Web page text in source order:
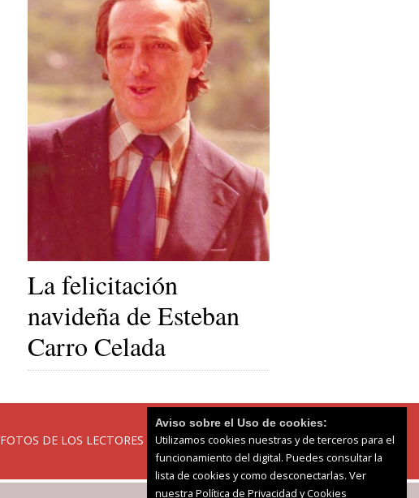
La felicitación
navideña de Esteban
Carro Celada
FOTOS DE LOS LECTORES
Aviso sobre el Uso de cookies:
Utilizamos cookies nuestras y de terceros para el
funcionamiento del digital. Puedes consultar la
lista de cookies y como desconectarlas. Ver
nuestra Política de Privacidad y Cookies